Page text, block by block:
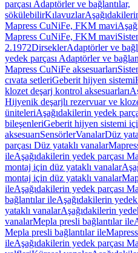
parçası Adaptörler ve bağlantılar,
sökülebilirKılavuzlar
Mapress CuNiFe, FKM mavi
Mapress CuNiFe, FKM mavi
2.1972DirseklerAdaptörler ve
yedek parçası Adaptörler ve
Mapress CuNiFe aksesuarları
cıvata setleriGeberit hijyen sistemi
klozet deşarj kontrol aksesuarları
Hijyenik deşarjlı rezervuar ve
üniteleriAşağıdakilerin yedek
bileşenleriGeberit hijyen sistemi
aksesuarıSensörlerVanalarDüz
parçası Düz yataklı vanalar
ileAşağıdakilerin yedek parçası
montaj için düz yataklı vanalar
montaj için düz yataklı vanalar
ileAşağıdakilerin yedek parçası
bağlantılar ileAşağıdakilerin
yataklı vanalarAşağıdakilerin
vanalarMepla presli bağlantılar ile
Mepla presli bağlantılar ile
ileAşağıdakilerin yedek parçası